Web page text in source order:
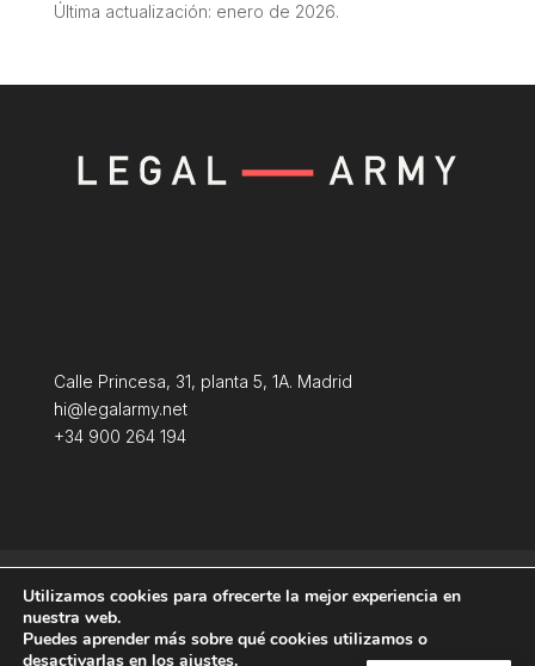
Última actualización: enero de 2026.
Calle Princesa, 31, planta 5, 1A. Madrid
hi@legalarmy.net
+34 900 264 194
Terminos y condiciones
Política de Cookies
Utilizamos cookies para ofrecerte la mejor experiencia en
nuestra web.
Puedes aprender más sobre qué cookies utilizamos o
desactivarlas en los ajustes.